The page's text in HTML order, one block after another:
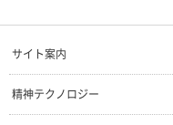
サイト案内
精神テクノロジー